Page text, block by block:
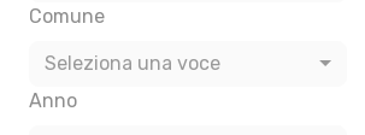
Comune
Seleziona una voce
Anno